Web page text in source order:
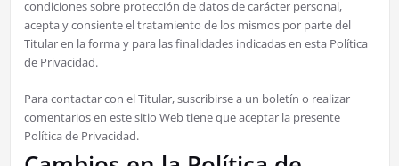
condiciones sobre protección de datos de carácter personal,
acepta y consiente el tratamiento de los mismos por parte del
Titular en la forma y para las finalidades indicadas en esta Política
de Privacidad.
Para contactar con el Titular, suscribirse a un boletín o realizar
comentarios en este sitio Web tiene que aceptar la presente
Política de Privacidad.